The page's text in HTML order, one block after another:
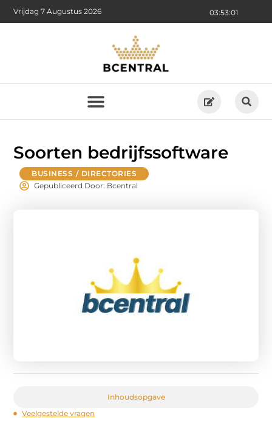
03:53:02
Vrijdag 7 Augustus 2026
Soorten bedrijfssoftware
BUSINESS / DIRECTORIES
Gepubliceerd Door: Bcentral
Inhoudsopgave
Veelgestelde vragen